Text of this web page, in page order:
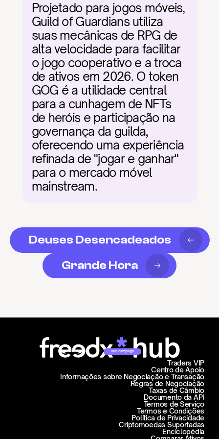
Projetado para jogos móveis,
Guild of Guardians utiliza
suas mecânicas de RPG de
alta velocidade para facilitar
o jogo cooperativo e a troca
de ativos em 2026. O token
GOG é a utilidade central
para a cunhagem de NFTs
de heróis e participação na
governança da guilda,
oferecendo uma experiência
refinada de "jogar e ganhar"
para o mercado móvel
mainstream.
Deuses Desencadeados
Grande Hora
Join campaign
Centro de Apoio
Informações sobre Negociação e Transação
Traders VIP
Regras de Negociação
Taxas de Câmbio
Documento da API
Termos de Serviço
Termos e Condições
Política de Privacidade
Criptomoedas Suportadas
Enciclopédia